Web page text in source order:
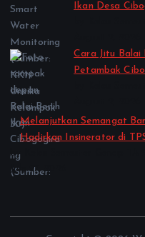
Ikan Desa
Cara Jitu Balai
Petambak
Melanjutkan Semangat
Hadirkan Insinerator di
by Kelas Semester Genap TA
July 27, 2026